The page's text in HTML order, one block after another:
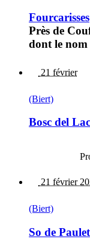
Fourcarisses
Près de
dont le
21 février
(Biert)
Bosc del Lac
21 février
(Biert)
So de Paulet